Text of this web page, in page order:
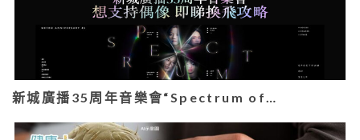
新城廣播35周年音樂會“Spectrum of…